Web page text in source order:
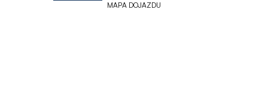
MAPA DOJAZDU